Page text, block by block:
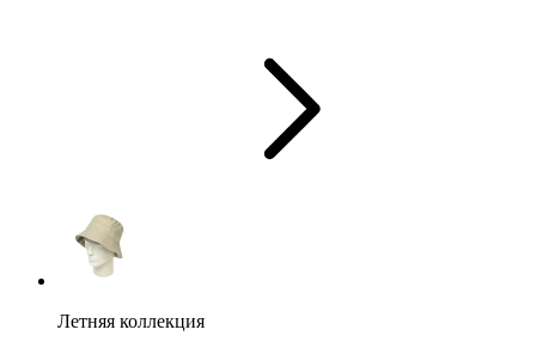
Летняя коллекция